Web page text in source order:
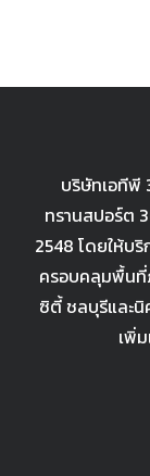
บริษัทเอทีพี
ทรานสปอร์ต
2548 โดยให้บ
ครอบคลุมพื้นที่
ซิตี้ ชลบุรีและนิ
เพิ่